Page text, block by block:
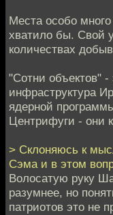
Места особо
хватило бы. Свой
количествах
"Сотни объектов"
инфраструктура
ядерной
Центрифуги - они
> Склоняюсь к
Сэма и в этом
Волосатую руку
разумнее, но
патриотов это не